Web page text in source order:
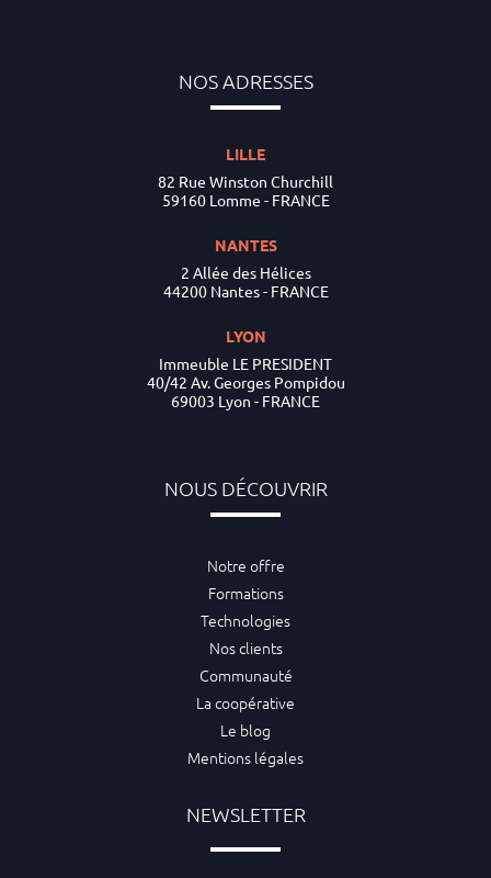
NOS ADRESSES
LILLE
82 Rue Winston Churchill
59160 Lomme - FRANCE
NANTES
2 Allée des Hélices
44200 Nantes - FRANCE
LYON
Immeuble LE PRESIDENT
40/42 Av. Georges Pompidou
69003 Lyon - FRANCE
NOUS DÉCOUVRIR
Notre offre
Formations
Technologies
Nos clients
Communauté
La coopérative
Le blog
Mentions légales
NEWSLETTER